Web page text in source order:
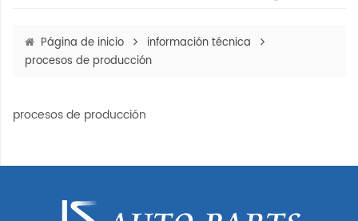
Página de inicio
información técnica
procesos de producción
procesos de producción